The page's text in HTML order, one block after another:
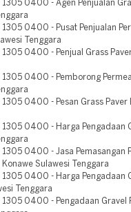
1305 0400 - Agen Penjualan
1305 0400 - Pusat Penjualan
Tenggara
1305 0400 - Penjual Grass
1305 0400 - Pemborong
1305 0400 - Pesan Grass
1305 0400 - Harga Pengadaan
1305 0400 - Jasa Pemasangan
Konawe Sulawesi Tenggara
1305 0400 - Harga Pengadaan
Tenggara
1305 0400 - Pengadaan